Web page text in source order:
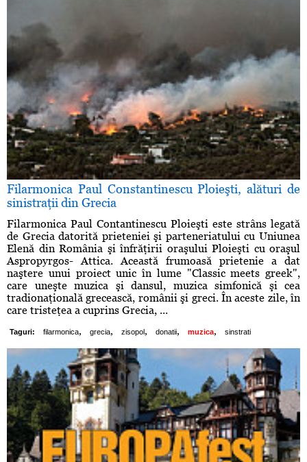
Filarmonica Paul Constantinescu Ploieşti, alături de
sinistraţii din Grecia
Filarmonica Paul Contantinescu Ploieşti este strâns legată
de Grecia datorită prieteniei şi parteneriatului cu Uniunea
Elenă din România şi înfrăţirii oraşului Ploieşti cu oraşul
Aspropyrgos- Attica. Această frumoasă prietenie a dat
naştere unui proiect unic în lume "Classic meets greek",
care uneşte muzica şi dansul, muzica simfonică şi cea
tradionaţională grecească, românii şi greci. În aceste zile, în
care tristeţea a cuprins Grecia, ...
Taguri: filarmonica, grecia, zisopol , donatii, muzica, sinstrati